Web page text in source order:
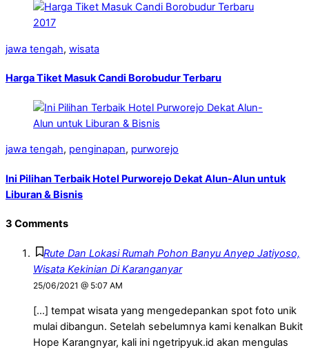
jawa tengah, wisata
Harga Tiket Masuk Candi Borobudur Terbaru
jawa tengah, penginapan, purworejo
Ini Pilihan Terbaik Hotel Purworejo Dekat Alun-Alun untuk
Liburan & Bisnis
3 Comments
Rute Dan Lokasi Rumah Pohon Banyu Anyep Jatiyoso,
Wisata Kekinian Di Karanganyar
25/06/2021 @ 5:07 AM
[…] tempat wisata yang mengedepankan spot foto unik
mulai dibangun. Setelah sebelumnya kami kenalkan Bukit
Hope Karangnyar, kali ini ngetripyuk.id akan mengulas